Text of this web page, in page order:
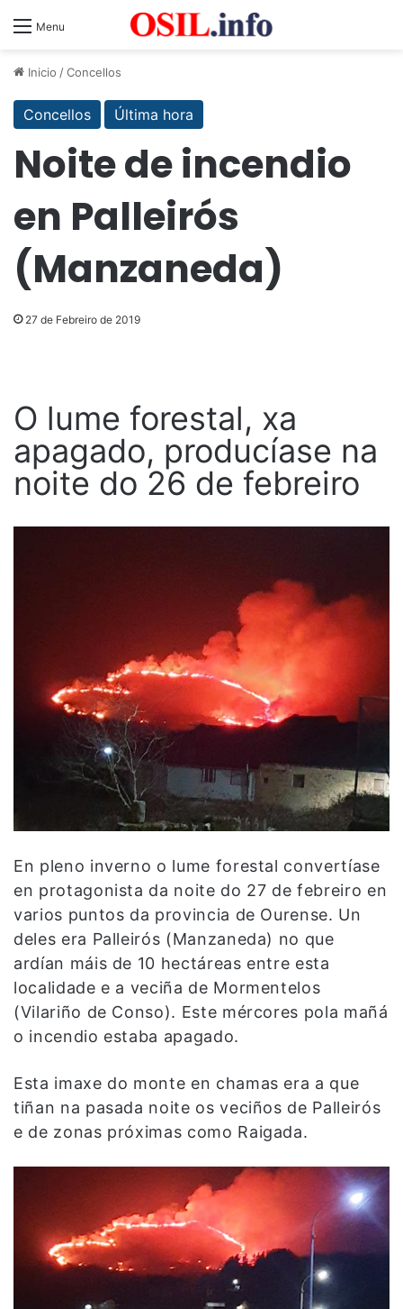
Menu
Inicio /Concellos
Concellos Última hora
Noite de incendio
en Palleirós
(Manzaneda)
27 de Febreiro de 2019
O lume forestal, xa
apagado, producíase na
noite do 26 de febreiro
En pleno inverno o lume forestal convertíase
en protagonista da noite do 27 de febreiro en
varios puntos da provincia de Ourense. Un
deles era Palleirós (Manzaneda) no que
ardían máis de 10 hectáreas entre esta
localidade e a veciña de Mormentelos
(Vilariño de Conso). Este mércores pola mañá
o incendio estaba apagado.
Esta imaxe do monte en chamas era a que
tiñan na pasada noite os veciños de Palleirós
e de zonas próximas como Raigada.